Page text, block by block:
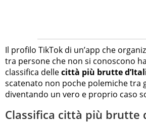
Il profilo TikTok di un’app che
tra persone che non si conoscono
classifica dellecittà più brutte
scatenato non poche polemiche tra
diventando un vero e proprio caso
Classifica città più brutte